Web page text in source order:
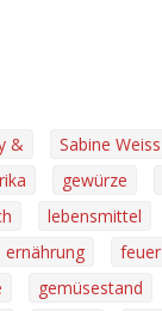
&
Sabine Weiss
gewürze
lebensmittel
ernährung feuer
gemüsestand